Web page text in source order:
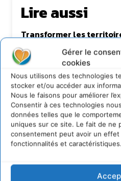
Gérer le
cookies
Nous utilisons des technologies
stocker et/ou accéder aux
Nous le faisons pour améliorer
Consentir à ces technologies
données telles que le
uniques sur ce site. Le fait de ne
consentement peut avoir un
fonctionnalités et caractéristiques.
Lire aussi
Transformer les
d’Accompagnement des
7 août 2026
Soutenir un
socio-écosystèmes
6 août 2026
S’inspirer de l’arbre
économique régénératif
5 août 2026
IPBES : le « GIEC de la